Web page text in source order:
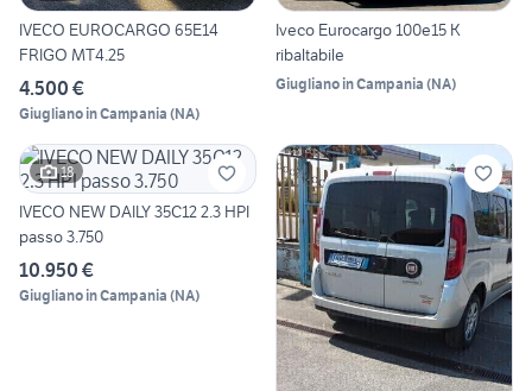
IVECO EUROCARGO 65E14
FRIGO MT4.25
4.500 €
Giugliano in Campania (NA)
Iveco Eurocargo 100e15 K
ribaltabile
Giugliano in Campania (NA)
18
IVECO NEW DAILY 35C12 2.3 HPI
passo 3.750
10.950 €
Giugliano in Campania (NA)